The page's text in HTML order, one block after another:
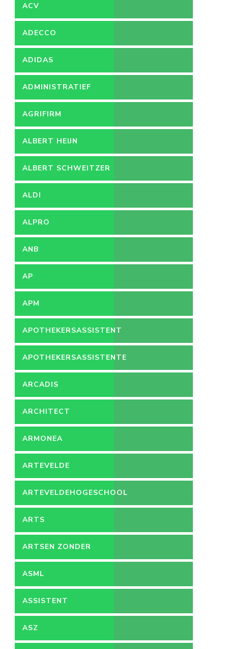
ACV
ADECCO
ADIDAS
ADMINISTRATIEF
MEDEWERKER
AGRIFIRM
ALBERT HEIJN
ALBERT SCHWEITZER
ZIEKENHUIS
ALDI
ALPRO
ANB
AP
APM
APOTHEKERSASSISTENT
APOTHEKERSASSISTENTE
ARCADIS
ARCHITECT
ARMONEA
ARTEVELDE
ARTEVELDEHOGESCHOOL
ARTS
ARTSEN ZONDER
GRENZEN
ASML
ASSISTENT
ACCOUNTANT
ASZ